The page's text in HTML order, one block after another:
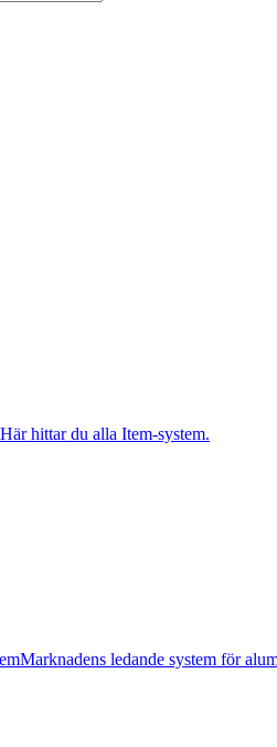
Här hittar du alla Item-system.
Marknadens ledande system för